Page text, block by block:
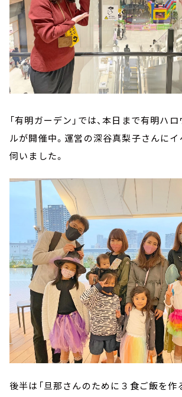
「有明ガーデン」では、本日まで有明ハ
ルが開催中。運営の深谷真梨子さんに
伺いました。
後半は「旦那さんのために３食ご飯を作